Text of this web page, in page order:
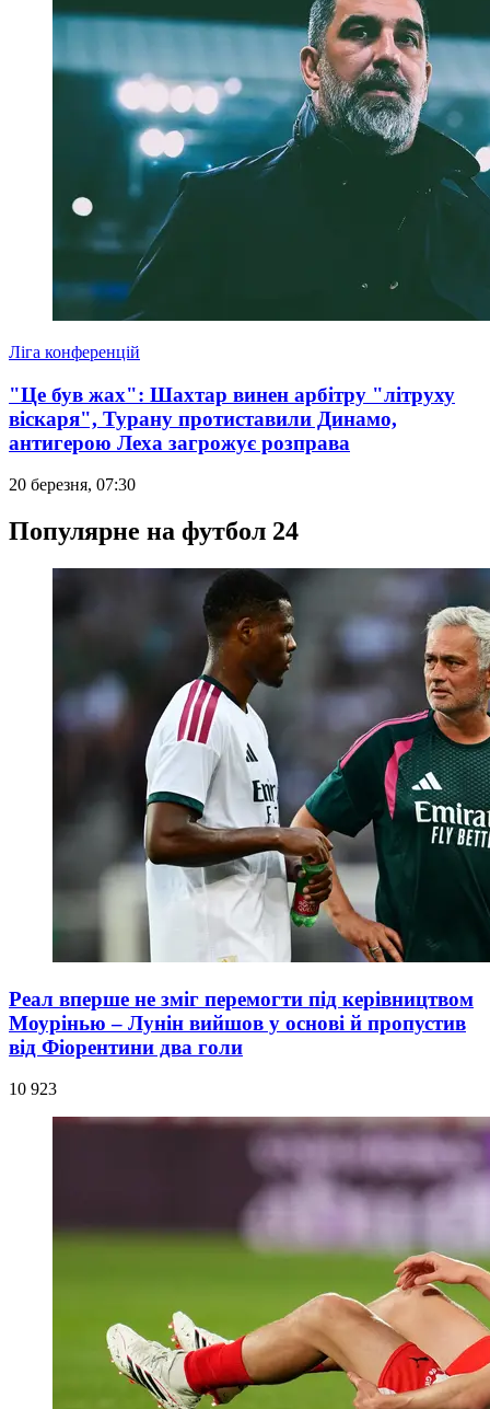
Ліга конференцій
"Це був жах": Шахтар винен арбітру "літруху
віскаря", Турану протиставили Динамо,
антигерою Леха загрожує розправа
20 березня, 07:30
Популярне на футбол 24
Реал вперше не зміг перемогти під керівництвом
Моурінью – Лунін вийшов у основі й пропустив
від Фіорентини два голи
10 923